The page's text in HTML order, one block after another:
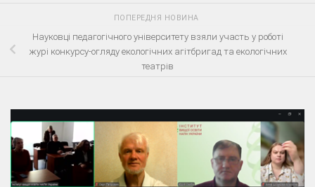
ПОПЕРЕДНЯ НОВИНА
Науковці педагогічного університету взяли участь у роботі
журі конкурсу-огляду екологічних агітбригад та екологічних
театрів